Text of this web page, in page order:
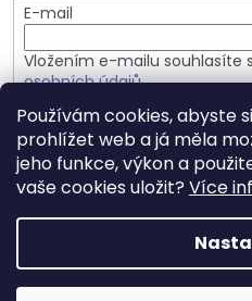
Používám cookies, abyste
prohlížet web a já měla
jeho funkce, výkon a
vaše cookies uložit? Více
E-mail
Vložením e-mailu souhlasíte s
osobních údajů
PŘIHLÁSIT SE
Copyright 2026Přírodně a